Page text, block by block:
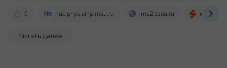
0 nuclphys.sinp.msu.ru lms2.sseu.ru
Читать далее